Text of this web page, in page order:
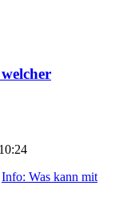
Info: Was kann mit